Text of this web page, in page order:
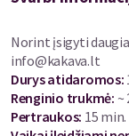
Norint įsigyti
info@kakava.lt
Durys atidaromos:
Renginio trukmė: ~
Pertraukos: 15 min.